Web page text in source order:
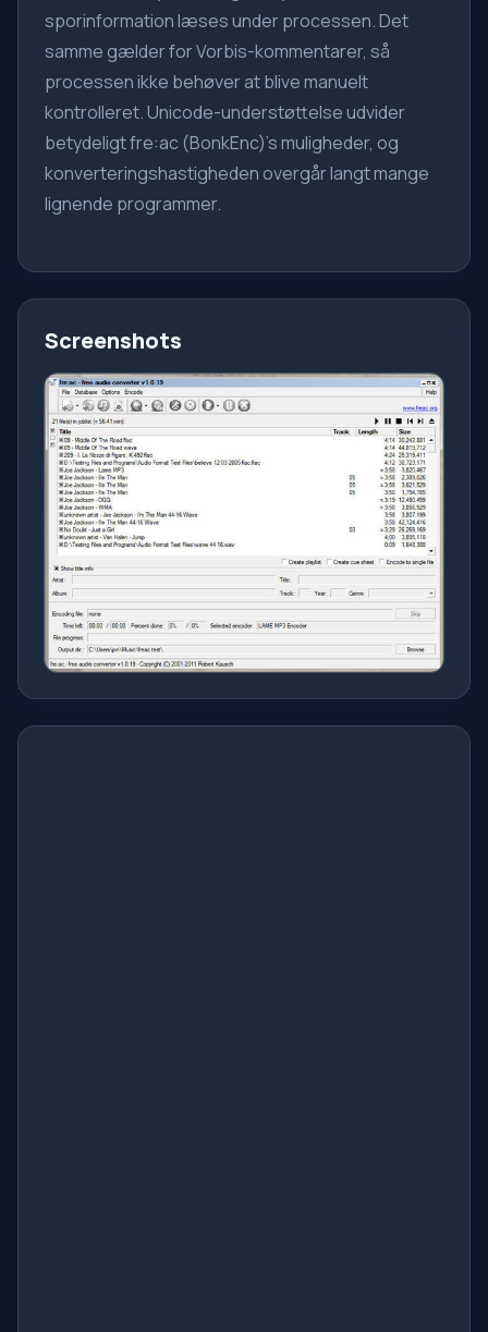
sporinformation læses under processen. Det
samme gælder for Vorbis-kommentarer, så
processen ikke behøver at blive manuelt
kontrolleret. Unicode-understøttelse udvider
betydeligt fre:ac (BonkEnc)'s muligheder, og
konverteringshastigheden overgår langt mange
lignende programmer.
Screenshots